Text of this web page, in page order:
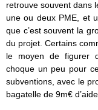
retrouve souvent dans
une ou deux PME, et
que c’est souvent la
du projet. Certains
le moyen de figurer
choque un peu pour
subventions, avec le
bagatelle de 9m€